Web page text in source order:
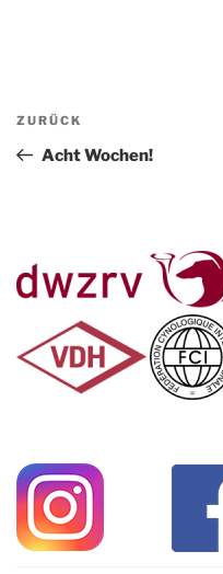
Beitragsnavigation
Vorheriger
Beitrag
ZURÜCK
Acht Wochen!